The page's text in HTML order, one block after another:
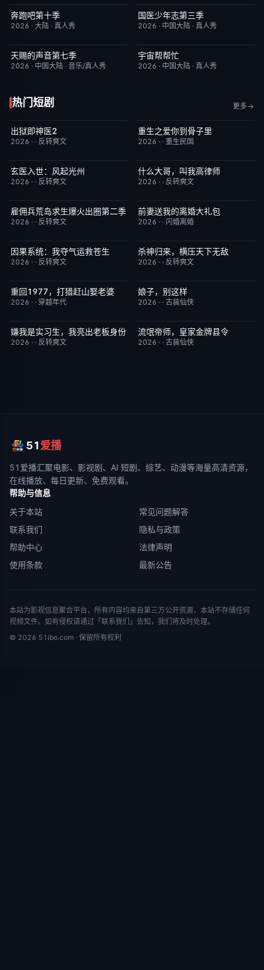
已完结
奔跑吧第十季
2026 · 大陆 · 真人秀
昨日更新
国医少年志第三季
2026 · 中国大陆 · 真人秀
今日更新
天赐的声音第七季
2026 · 中国大陆 · 音乐/真人秀
更新至第3期
宇宙帮帮忙
2026 · 中国大陆 · 真人秀
热门短剧 更多
已完结
出狱即神医2
2026 · · 反转爽文
已完结
重生之爱你到骨子里
2026 · · 重生民国
已完结
玄医入世：风起光州
2026 · · 反转爽文
已完结
什么大哥，叫我高律师
2026 · · 反转爽文
已完结 6.0
雇佣兵荒岛求生爆火出圈第二季
2026 · · 反转爽文
已完结
前妻送我的离婚大礼包
2026 · · 闪婚离婚
已完结
因果系统：我夺气运救苍生
2026 · · 反转爽文
已完结
杀神归来，横压天下无敌
2026 · · 反转爽文
已完结 9.0
重回1977，打猎赶山娶老婆
2026 · · 穿越年代
已完结
娘子，别这样
2026 · · 古装仙侠
已完结 5.0
嫌我是实习生，我亮出老板身份
2026 · · 反转爽文
已完结
流氓帝师，皇家金牌县令
2026 · · 古装仙侠
51爱播
51爱播汇聚电影、影视剧、AI 短剧、综艺、动漫等海量高清资源，
在线播放、每日更新、免费观看。
帮助与信息
关于本站
常见问题解答
联系我们
隐私与政策
帮助中心
法律声明
使用条款
最新公告
本站为影视信息聚合平台，所有内容均来自第三方公开资源，本站不存储任何
视频文件。如有侵权请通过「联系我们」告知，我们将及时处理。
© 2026 51ibo.com · 保留所有权利